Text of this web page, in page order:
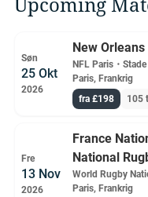
Upcoming
Søn
25 Okt
2026
New
NFL Paris ・
Paris, Frankrig
fra £198
105
Fre
13 Nov
2026
France
National
World Rugby
Paris, Frankrig